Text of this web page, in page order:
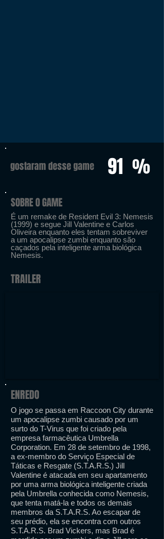
gostaram desse game 91 %
SOBRE O GAME
É um remake de Resident Evil 3: Nemesis
(1999) e segue Jill Valentine e Carlos
Oliveira enquanto eles tentam sobreviver
a um apocalipse zumbi enquanto são
caçados pela inteligente arma biológica
Nemesis.
TRAILER
ENREDO
O jogo se passa em Raccoon City durante
um apocalipse zumbi causado por um
surto do T-Virus que foi criado pela
empresa farmacêutica Umbrella
Corporation. Em 28 de setembro de 1998,
a ex-membro do Serviço Especial de
Táticas e Resgate (S.T.A.R.S.) Jill
Valentine é atacada em seu apartamento
por uma arma biológica inteligente criada
pela Umbrella conhecida como Nemesis,
que tenta matá-la e todos os demais
membros da S.T.A.R.S. Ao escapar de
seu prédio, ela se encontra com outros
S.T.A.R.S. Brad Vickers, mas Brad é